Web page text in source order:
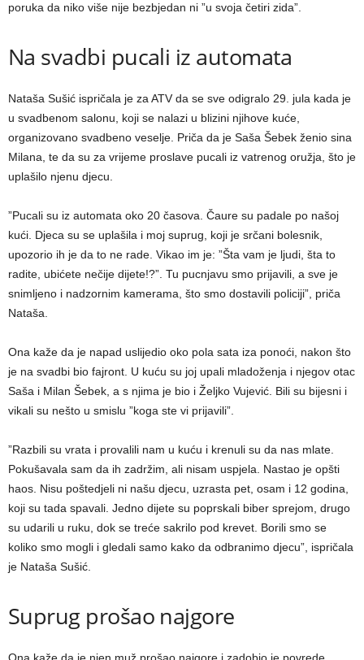
poruka da niko više nije bezbjedan ni ”u svoja četiri zida”.
Na svadbi pucali iz automata
Nataša Sušić ispričala je za ATV da se sve odigralo 29. jula kada je
u svadbenom salonu, koji se nalazi u blizini njihove kuće,
organizovano svadbeno veselje. Priča da je Saša Šebek ženio sina
Milana, te da su za vrijeme proslave pucali iz vatrenog oružja, što je
uplašilo njenu djecu.
”Pucali su iz automata oko 20 časova. Čaure su padale po našoj
kući. Djeca su se uplašila i moj suprug, koji je srčani bolesnik,
upozorio ih je da to ne rade. Vikao im je: ”Šta vam je ljudi, šta to
radite, ubićete nečije dijete!?”. Tu pucnjavu smo prijavili, a sve je
snimljeno i nadzornim kamerama, što smo dostavili policiji”, priča
Nataša.
Ona kaže da je napad uslijedio oko pola sata iza ponoći, nakon što
je na svadbi bio fajront. U kuću su joj upali mladoženja i njegov otac
Saša i Milan Šebek, a s njima je bio i Željko Vujević. Bili su bijesni i
vikali su nešto u smislu ”koga ste vi prijavili”.
”Razbili su vrata i provalili nam u kuću i krenuli su da nas mlate.
Pokušavala sam da ih zadržim, ali nisam uspjela. Nastao je opšti
haos. Nisu poštedjeli ni našu djecu, uzrasta pet, osam i 12 godina,
koji su tada spavali. Jedno dijete su poprskali biber sprejom, drugo
su udarili u ruku, dok se treće sakrilo pod krevet. Borili smo se
koliko smo mogli i gledali samo kako da odbranimo djecu”, ispričala
je Nataša Sušić.
Suprug prošao najgore